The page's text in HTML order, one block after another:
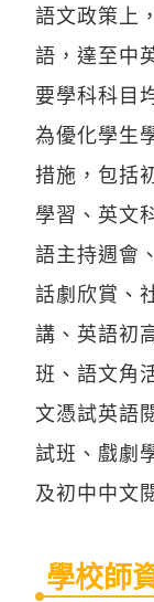
語文政策上
語，達至中
要學科科目
為優化學生
措施，包括
學習、英文
語主持週會
話劇欣賞、
講、英語初
班、語文角
文憑試英語
試班、戲劇
及初中中文
學校師